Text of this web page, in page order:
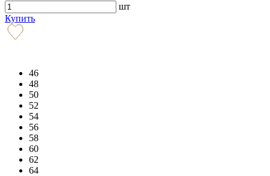
шт
Купить
46
48
50
52
54
56
58
60
62
64